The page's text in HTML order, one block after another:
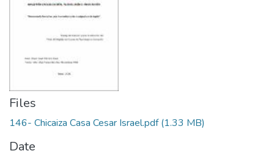
Files
146- Chicaiza Casa Cesar Israel.pdf(1.33 MB)
Date